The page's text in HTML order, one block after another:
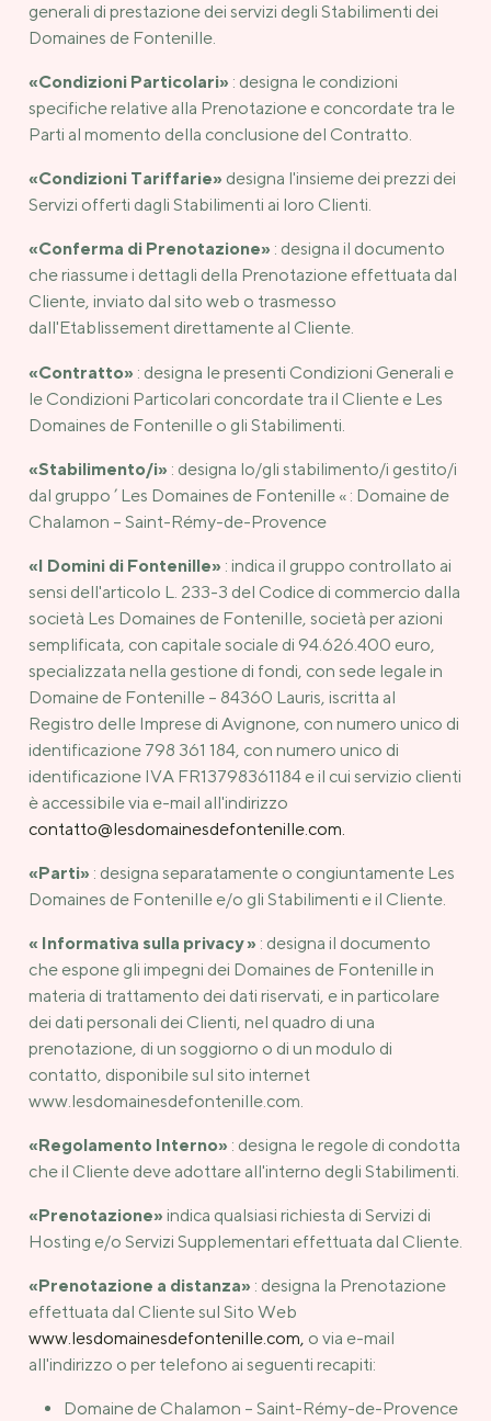
generali di prestazione dei servizi degli Stabilimenti dei
Domaines de Fontenille.
«Condizioni Particolari» : designa le condizioni
specifiche relative alla Prenotazione e concordate tra le
Parti al momento della conclusione del Contratto.
«Condizioni Tariffarie» designa l'insieme dei prezzi dei
Servizi offerti dagli Stabilimenti ai loro Clienti.
«Conferma di Prenotazione» : designa il documento
che riassume i dettagli della Prenotazione effettuata dal
Cliente, inviato dal sito web o trasmesso
dall'Etablissement direttamente al Cliente.
«Contratto» : designa le presenti Condizioni Generali e
le Condizioni Particolari concordate tra il Cliente e Les
Domaines de Fontenille o gli Stabilimenti.
«Stabilimento/i» : designa lo/gli stabilimento/i gestito/i
dal gruppo ’ Les Domaines de Fontenille « : Domaine de
Chalamon – Saint-Rémy-de-Provence
«I Domini di Fontenille» : indica il gruppo controllato ai
sensi dell'articolo L. 233-3 del Codice di commercio dalla
società Les Domaines de Fontenille, società per azioni
semplificata, con capitale sociale di 94.626.400 euro,
specializzata nella gestione di fondi, con sede legale in
Domaine de Fontenille – 84360 Lauris, iscritta al
Registro delle Imprese di Avignone, con numero unico di
identificazione 798 361 184, con numero unico di
identificazione IVA FR13798361184 e il cui servizio clienti
è accessibile via e-mail all'indirizzo
contatto@lesdomainesdefontenille.com.
«Parti» : designa separatamente o congiuntamente Les
Domaines de Fontenille e/o gli Stabilimenti e il Cliente.
« Informativa sulla privacy » : designa il documento
che espone gli impegni dei Domaines de Fontenille in
materia di trattamento dei dati riservati, e in particolare
dei dati personali dei Clienti, nel quadro di una
prenotazione, di un soggiorno o di un modulo di
contatto, disponibile sul sito internet
www.lesdomainesdefontenille.com.
«Regolamento Interno» : designa le regole di condotta
che il Cliente deve adottare all'interno degli Stabilimenti.
«Prenotazione» indica qualsiasi richiesta di Servizi di
Hosting e/o Servizi Supplementari effettuata dal Cliente.
«Prenotazione a distanza» : designa la Prenotazione
effettuata dal Cliente sul Sito Web
www.lesdomainesdefontenille.com, o via e-mail
all'indirizzo o per telefono ai seguenti recapiti:
Domaine de Chalamon – Saint-Rémy-de-Provence